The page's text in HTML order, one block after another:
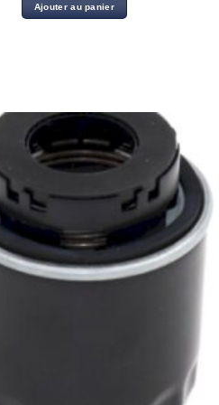
Ajouter au panier